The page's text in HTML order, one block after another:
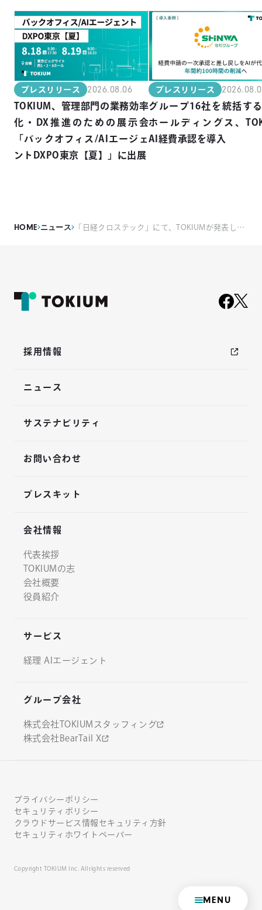
MENU
プレスリリース 2026.08.06
TOKIUM、管理部門の業務効率
化・DX推進のための展示会
「バックオフィス/AIエージェ
ントDXPO東京【夏】」に出展
プレスリリース
グループ16社を統括す
ホールディングス、
AI経費承認を導入
HOME ニュース 「日経クロステック」にて、TOKIUMが発表した新サービス「TOKIUM契約管理」に関する記事が掲載されました
採用情報
ニュース
サステナビリティ
お問い合わせ
プレスキット
会社情報
代表挨拶
TOKIUMの志
会社概要
役員紹介
サービス
経理 AIエージェント
グループ会社
株式会社TOKIUMスタッフィング
株式会社BearTail X
プライバシーポリシー
セキュリティポリシー
クラウドサービス情報セキュリティ方針
セキュリティホワイトペーパー
Copyright TOKIUM Inc. All rights reserved